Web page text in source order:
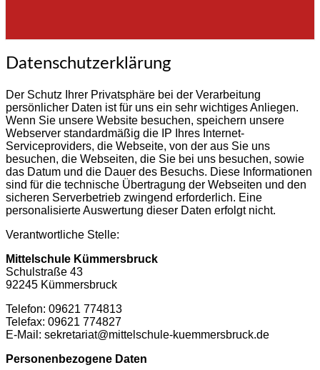
Datenschutzerklärung
Datenschutzerklärung
Der Schutz Ihrer Privatsphäre bei der Verarbeitung
persönlicher Daten ist für uns ein sehr wichtiges Anliegen.
Wenn Sie unsere Website besuchen, speichern unsere
Webserver standardmäßig die IP Ihres Internet-
Serviceproviders, die Webseite, von der aus Sie uns
besuchen, die Webseiten, die Sie bei uns besuchen, sowie
das Datum und die Dauer des Besuchs. Diese Informationen
sind für die technische Übertragung der Webseiten und den
sicheren Serverbetrieb zwingend erforderlich. Eine
personalisierte Auswertung dieser Daten erfolgt nicht.
Verantwortliche Stelle:
Mittelschule Kümmersbruck
Schulstraße 43
92245 Kümmersbruck
Telefon: 09621 774813
Telefax: 09621 774827
E-Mail: sekretariat@mittelschule-kuemmersbruck.de
Personenbezogene Daten